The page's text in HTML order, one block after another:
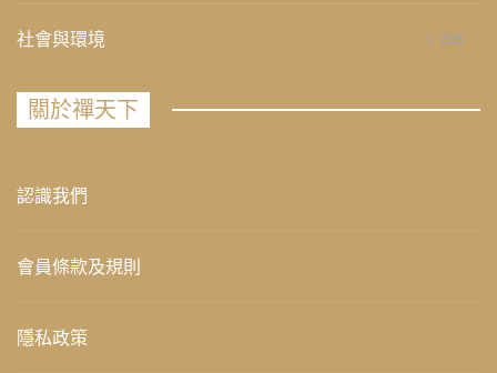
社會與環境 235
關於禪天下
認識我們
會員條款及規則
隱私政策